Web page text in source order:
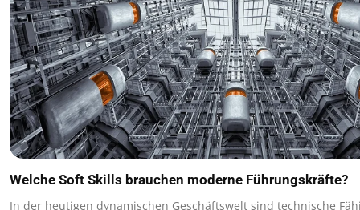
Welche Soft Skills brauchen moderne Führungskräfte?
In der heutigen dynamischen Geschäftswelt sind technische